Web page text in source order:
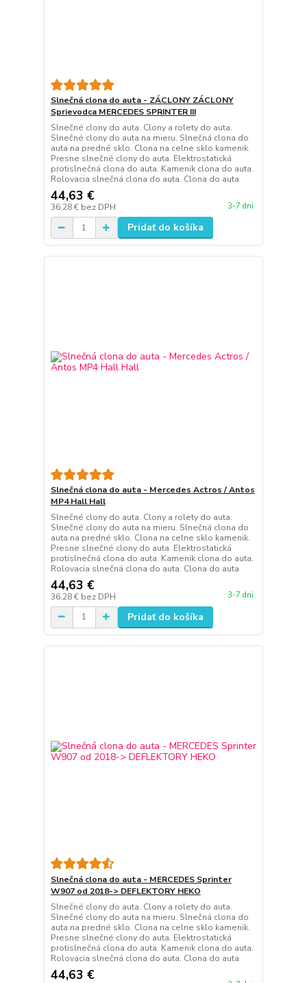
Slnečná clona do auta - ZÁCLONY ZÁCLONY
Sprievodca MERCEDES SPRINTER III
Slnečné clony do auta. Clony a rolety do auta.
Slnečné clony do auta na mieru. Slnečná clona do
auta na predné sklo. Clona na celne sklo kamenik.
Presne slnečné clony do auta. Elektrostatická
protislnečná clona do auta. Kamenik clona do auta.
Rolovacia slnečná clona do auta. Clona do auta
44,63 €
36,28 € bez DPH 3-7 dni
Pridať do košíka
Slnečná clona do auta - Mercedes Actros / Antos
MP4 Hall Hall
Slnečné clony do auta. Clony a rolety do auta.
Slnečné clony do auta na mieru. Slnečná clona do
auta na predné sklo. Clona na celne sklo kamenik.
Presne slnečné clony do auta. Elektrostatická
protislnečná clona do auta. Kamenik clona do auta.
Rolovacia slnečná clona do auta. Clona do auta
44,63 €
36,28 € bez DPH 3-7 dni
Pridať do košíka
Slnečná clona do auta - MERCEDES Sprinter
W907 od 2018-> DEFLEKTORY HEKO
Slnečné clony do auta. Clony a rolety do auta.
Slnečné clony do auta na mieru. Slnečná clona do
auta na predné sklo. Clona na celne sklo kamenik.
Presne slnečné clony do auta. Elektrostatická
protislnečná clona do auta. Kamenik clona do auta.
Rolovacia slnečná clona do auta. Clona do auta
44,63 €